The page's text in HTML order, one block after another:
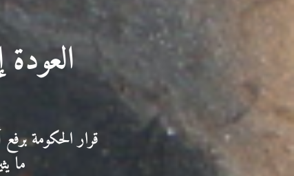
قرار الحكومة
ما